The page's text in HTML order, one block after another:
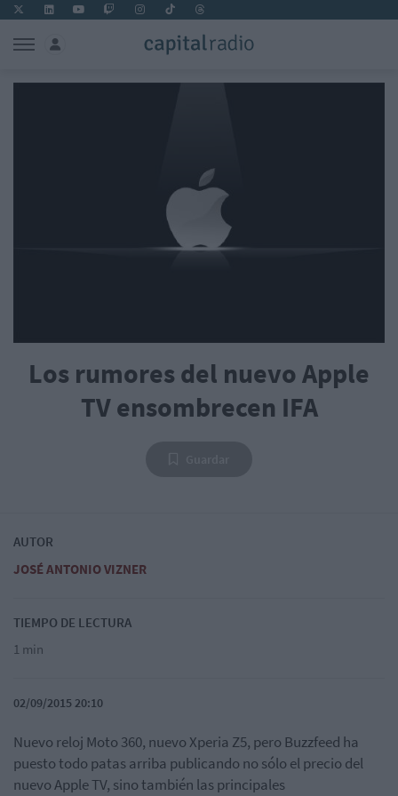
Los rumores del nuevo Apple
TV ensombrecen IFA
AUTOR
JOSÉ ANTONIO VIZNER
TIEMPO DE LECTURA
1 min
02/09/2015 20:10
Nuevo reloj Moto 360, nuevo Xperia Z5, pero Buzzfeed ha
puesto todo patas arriba publicando no sólo el precio del
nuevo Apple TV, sino también las principales